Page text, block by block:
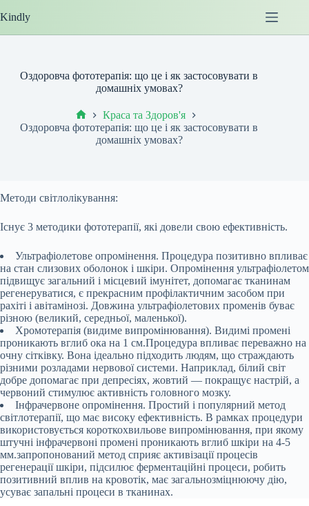
до
Kindly
Оздоровча фототерапія: що це і як застосовувати в
домашніх умовах?
Головна
Краса та Здоров'я
Оздоровча фототерапія: що це і як застосовувати в
домашніх умовах?
Методи світлолікування:
Існує 3 методики фототерапії, які довели свою ефективність.
Ультрафіолетове опромінення. Процедура позитивно впливає
на стан слизових оболонок і шкіри. Опромінення ультрафіолетом
підвищує загальний і місцевий імунітет, допомагає тканинам
регенеруватися, є прекрасним профілактичним засобом при
рахіті і авітамінозі. Довжина ультрафіолетових променів буває
різною (великий, середньої, маленької).
Хромотерапія (видиме випромінювання). Видимі промені
проникають вглиб ока на 1 см.Процедура впливає переважно на
очну сітківку. Вона ідеально підходить людям, що страждають
різними розладами нервової системи. Наприклад, білий світ
добре допомагає при депресіях, жовтий — покращує настрій, а
червоний стимулює активність головного мозку.
Інфрачервоне опромінення. Простий і популярний метод
світлотерапії, що має високу ефективність. В рамках процедури
використовується короткохвильове випромінювання, при якому
штучні інфрачервоні промені проникають вглиб шкіри на 4-5
мм.запропонований метод сприяє активізації процесів
регенерації шкіри, підсилює ферментаційні процеси, робить
позитивний вплив на кровотік, має загальнозміцнюючу дію,
усуває запальні процеси в тканинах.